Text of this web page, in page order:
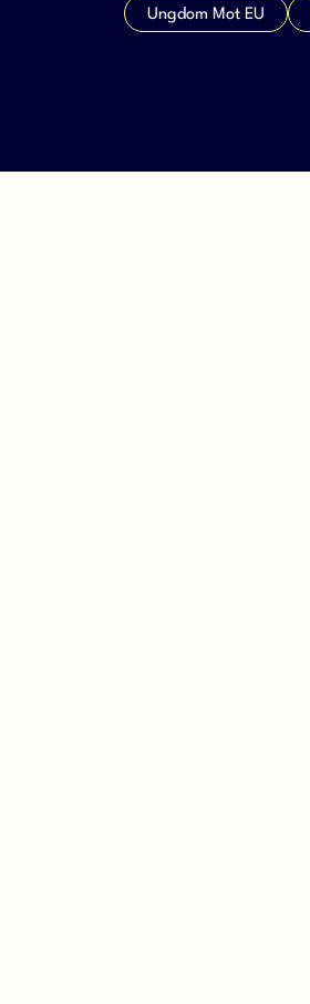
Ungdom Mot EU